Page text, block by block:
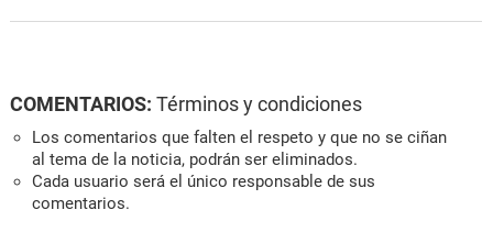
COMENTARIOS: Términos y condiciones
Los comentarios que falten el respeto y que no se ciñan
al tema de la noticia, podrán ser eliminados.
Cada usuario será el único responsable de sus
comentarios.